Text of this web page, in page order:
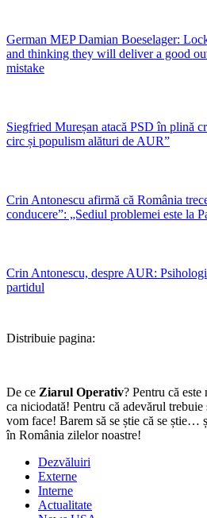
German MEP Damian Boeselager:
and thinking they will deliver a good
mistake
Siegfried Mureșan atacă PSD în plină
circ și populism alături de AUR”
Crin Antonescu afirmă că România
conducere”: „Sediul problemei este la
Crin Antonescu, despre AUR:
partidul
Distribuie pagina:
De ce Ziarul Operativ? Pentru că
ca niciodată! Pentru că adevărul
vom face! Barem să se știe că se știe…
în România zilelor noastre!
Dezvăluiri
Externe
Interne
Actualitate